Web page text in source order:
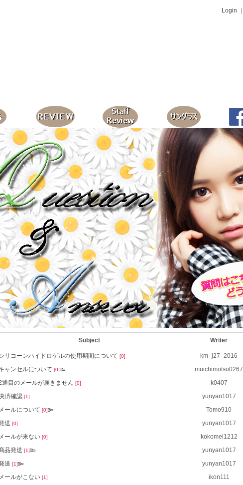
Login
Subject Writer
リコーンハイドロゲルの使用期間について [0] km_j27_2016
ャンセルについて [0] muichimotsu0267
通目のメールが届きません [0] k0407
済確認 [1] yunyan1017
メールについて [0] Tomo910
送 [0] yunyan1017
メールが来ない [0] kokomei1212
品発送 [1] yunyan1017
送 [1] yunyan1017
メールがこない [1] ikon111